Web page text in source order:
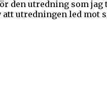
den utredning som
att utredningen led